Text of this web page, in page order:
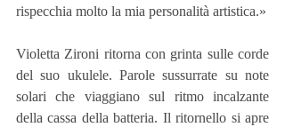
rispecchia molto la mia personalità artistica.»
Violetta Zironi ritorna con grinta sulle corde
del suo ukulele. Parole sussurrate su note
solari che viaggiano sul ritmo incalzante
della cassa della batteria. Il ritornello si apre